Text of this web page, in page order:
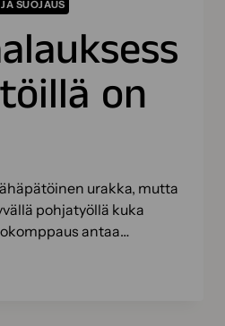
SUOJAUS
on
urakka, mutta
pohjatyöllä kuka
antaa…